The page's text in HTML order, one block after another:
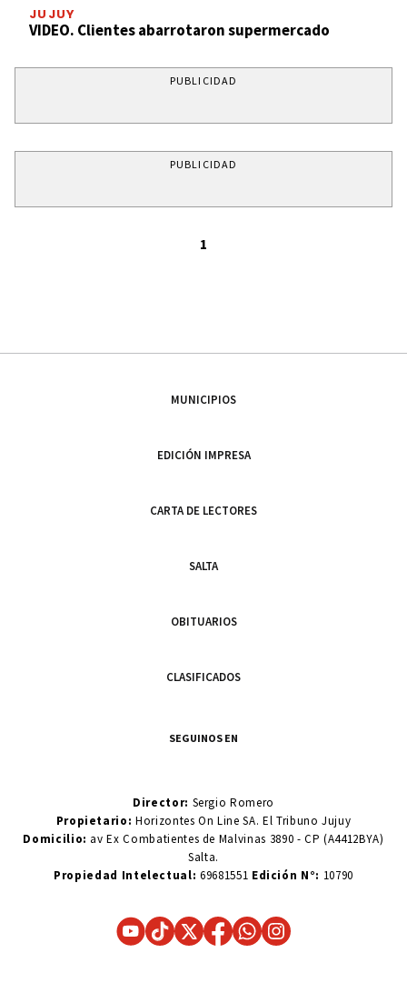
JUJUY
VIDEO. Clientes abarrotaron supermercado
PUBLICIDAD
PUBLICIDAD
1
MUNICIPIOS
EDICIÓN IMPRESA
CARTA DE LECTORES
SALTA
OBITUARIOS
CLASIFICADOS
SEGUINOS EN
Director: Sergio Romero
Propietario:Horizontes On Line SA. El Tribuno Jujuy
Domicilio: av Ex Combatientes de Malvinas 3890 - CP (A4412BYA)
Salta.
Propiedad Intelectual: 69681551 Edición N°: 10790